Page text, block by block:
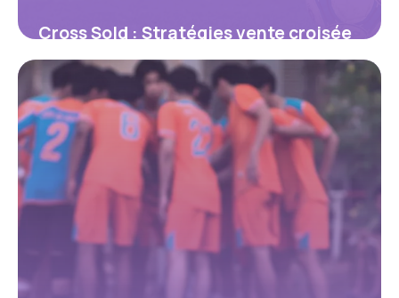
Cross Sold : Stratégies vente croisée
2026
25 mai 2026